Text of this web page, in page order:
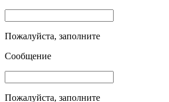
Пожалуйста, заполните
Сообщение
Пожалуйста, заполните